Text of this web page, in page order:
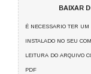
BAIXAR
É NECESSARIO TER UM
INSTALADO NO SEU
LEITURA DO ARQUIVO
PDF